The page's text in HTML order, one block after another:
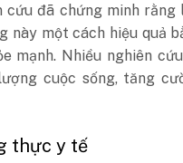
cứu đã chứng minh rằng
này một cách hiệu quả
mạnh. Nhiều nghiên
cuộc sống, tăng
thực y tế